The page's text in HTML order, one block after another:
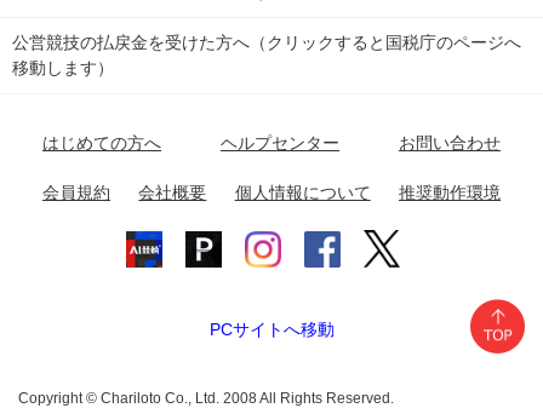
関
東
小田原競輪場
名古屋競輪場 岐阜競輪場 大垣競輪場 豊橋競輪場
富山競輪場 松阪競輪場 四日市競輪場
福井競輪場 奈良競輪場 向日町競輪場
netkeirin
公営競技の払戻金を受けた方へ（クリックすると国税庁のページへ
移動します）
はじめての方へ ヘルプセンター お問い合わせ
会員規約 会社概要 個人情報について 推奨動作環境
PCサイトへ移動
Copyright © Chariloto Co., Ltd. 2008 All Rights Reserved.